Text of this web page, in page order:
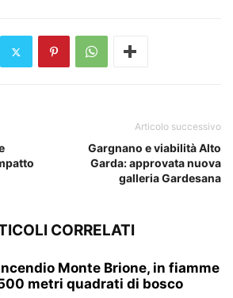
Articolo successivo
Gargnano e viabilità Alto
Garda: approvata nuova
galleria Gardesana
CORRELATI
Monte Brione, in fiamme
metri quadrati di bosco